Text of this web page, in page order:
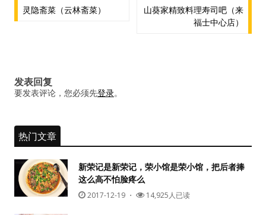
章
灵隐斋菜（云林斋菜）
山葵家精致料理寿司吧（来
福士中心店）
发表回复
要发表评论，您必须先登录。
热门文章
新荣记是新荣记，荣小馆是荣小馆，把后者捧
这么高不怕脸疼么
2017-12-19 ・ 14,925人已读